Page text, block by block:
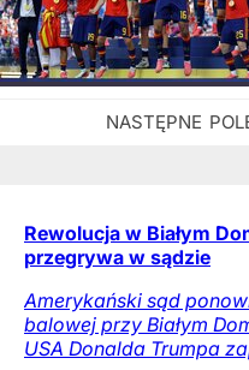
Rewolucja w Białym
przegrywa w sądzie
Amerykański sąd
balowej przy Białym
USA Donalda Trumpa